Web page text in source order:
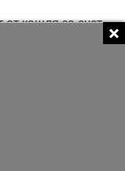
от кашля за счет